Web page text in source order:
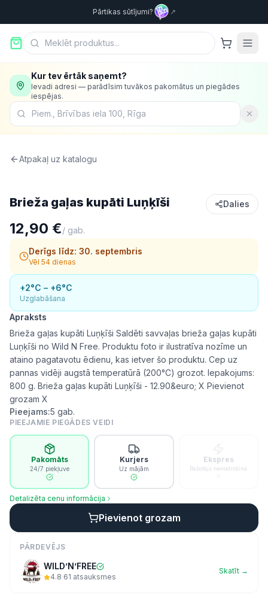
Pārtikas sūtījumi? ↗
Kur tev ērtāk saņemt?
Ievadi adresi — parādīsim tuvākos pakomātus un piegādes
iespējas.
Atpakaļ uz katalogu
Gaļa
Brieža gaļas kupāti Luņķīši Dalies
12,90 €/ gab.
Derīgs līdz: 30. septembris
Vēl 54 dienas
+2°C – +6°C
Uzglabāšana
Apraksts
Brieža gaļas kupāti Luņķīši Saldēti savvaļas brieža gaļas kupāti
Luņķīši no Wild N Free. Produktu foto ir ilustratīva nozīme un
ataino pagatavotu ēdienu, kas ietver šo produktu. Cep uz
pannas vidēji augstā temperatūrā (200°C) grozot. Iepakojums:
800 g. Brieža gaļas kupāti Luņķīši - 12.90&euro; X Pievienot
grozam X
Pieejams:5 gab.
PIEEJAMIE PIEGĀDES VEIDI
Pakomāts
24/7 piekļuve
Kurjers
Uz mājām
Ekspres
Ražotājs nenodrošina
Detalizēta cenu informācija
Pievienot grozam
PĀRDEVĒJS
WILD’N’FREE
4.8·61 atsauksmes
Skatīt →